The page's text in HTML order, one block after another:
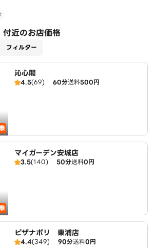
近のお店価格
フィルター
沁心閣
4.5(69) 60分送料500円
マイガーデン安城店
3.5(140) 50分送料0円
ピザナポリ 東浦店
4.4(349) 90分送料0円